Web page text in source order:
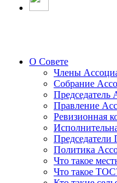
О Совете
Члены
Собрание
Председатель
Правление
Ревизионная
Политика
Что такое
Что такое